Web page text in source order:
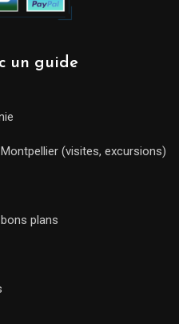
un guide
(visites, excursions)
plans